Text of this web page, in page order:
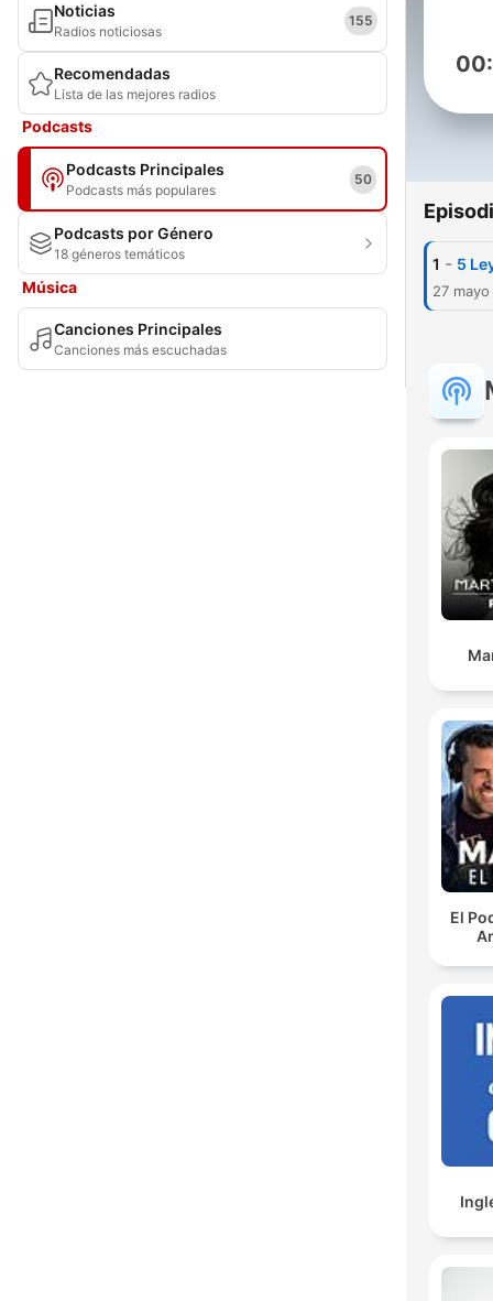
Noticias
Radios noticiosas
155
Recomendadas
Lista de las mejores radios
Podcasts
Podcasts Principales
Podcasts más populares
50
Podcasts por Género
18 géneros temáticos
Música
Canciones Principales
Canciones más escuchadas
1 - 5
27
El